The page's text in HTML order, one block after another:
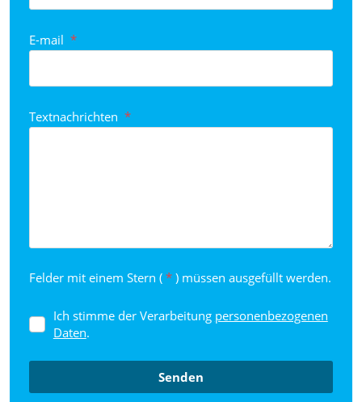
227/5
E-mail *
Textnachrichten *
Felder mit einem Stern ( * ) müssen ausgefüllt werden.
stimme
der
personenbezogenen
Daten.
Ich stimme der Verarbeitung personenbezogenen
Daten.
Senden